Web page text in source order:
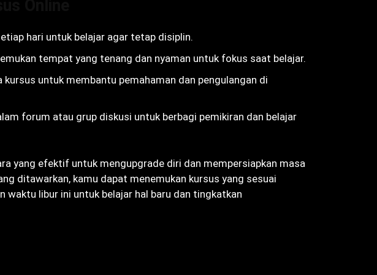
hari untuk belajar agar tetap disiplin.
tempat yang tenang dan nyaman untuk fokus saat belajar.
untuk membantu pemahaman dan pengulangan di
forum atau grup diskusi untuk berbagi pemikiran dan belajar
yang efektif untuk mengupgrade diri dan mempersiapkan masa
ditawarkan, kamu dapat menemukan kursus yang sesuai
libur ini untuk belajar hal baru dan tingkatkan